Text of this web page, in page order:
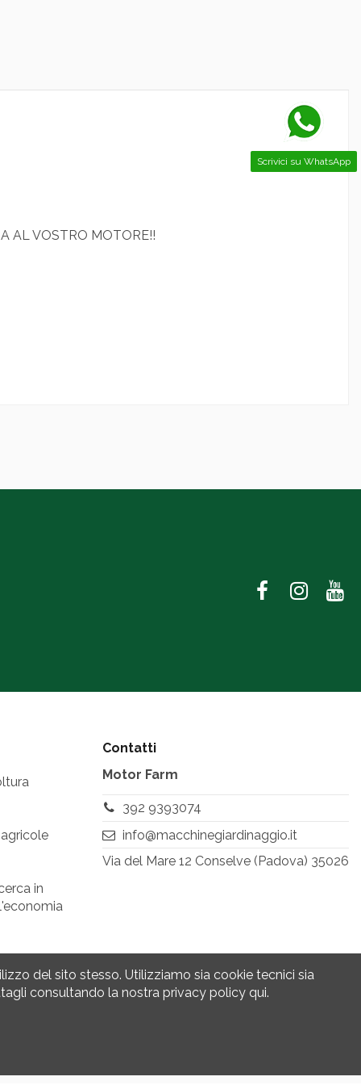
AL VOSTRO MOTORE!!
in
Contatti
Motor Farm
392 9393074
info@macchinegiardinaggio.it
Via del Mare 12 Conselve (Padova) 35026
Scrivici su WhatsApp
del sito stesso. Utilizziamo sia cookie tecnici sia
consultando la nostra privacy policy qui.